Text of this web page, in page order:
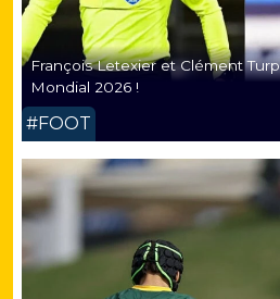
François Letexier et Clément
Mondial 2026 !
#FOOT